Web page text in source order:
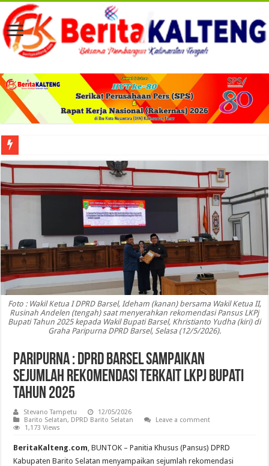
Viral! Selama Dua Bulan Lebih Siltap Serta Tunjangan Pemdes dan BPD di
Foto : Wakil Ketua I DPRD Barsel, Ideham (kanan) bersama Wakil Ketua II,
Rusinah Andelen (tengah) saat menyerahkan rekomendasi Pansus LKPj
Bupati Tahun 2025 kepada Wakil Bupati Barsel, Khristianto Yudha (kiri) di
Graha Paripurna DPRD Barsel, Selasa (12/5/2026).
Paripurna : DPRD Barsel Sampaikan
Sejumlah Rekomendasi Terkait LKPj Bupati
Tahun 2025
Stevano Tampetu
12/05/2026
Barito Selatan, DPRD Barito Selatan
Leave a comment
1,173 Views
BeritaKalteng.com , BUNTOK – Panitia Khusus (Pansus) DPRD
Kabupaten Barito Selatan menyampaikan sejumlah rekomendasi